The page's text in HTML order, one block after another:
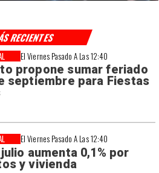
El Viernes Pasado A Las 12:40
propone sumar feriado
septiembre para Fiestas
El Viernes Pasado A Las 12:40
julio aumenta 0,1% por
y vivienda
RECIENTES